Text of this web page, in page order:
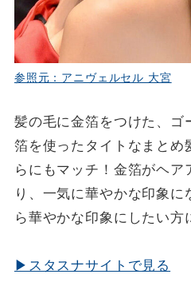
参照元：アニヴェルセル 大宮
髪の毛に金箔をつけた、
箔を使ったタイトなまとめ
らにもマッチ！金箔がヘア
り、一気に華やかな印象
ら華やかな印象にしたい方
▶スタスナサイトで見る